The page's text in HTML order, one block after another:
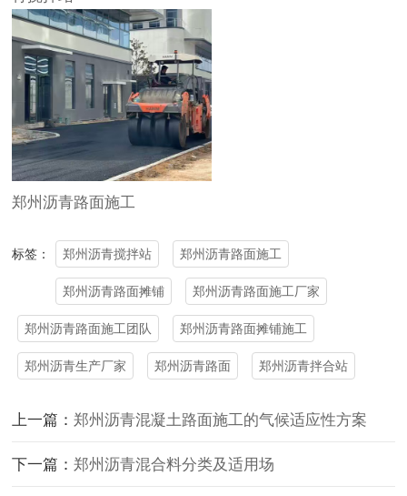
郑州沥青路面施工
标签： 郑州沥青搅拌站 郑州沥青路面施工
郑州沥青路面摊铺 郑州沥青路面施工厂家
郑州沥青路面施工团队 郑州沥青路面摊铺施工
郑州沥青生产厂家 郑州沥青路面 郑州沥青拌合站
上一篇：郑州沥青混凝土路面施工的气候适应性方案
下一篇：郑州沥青混合料分类及适用场